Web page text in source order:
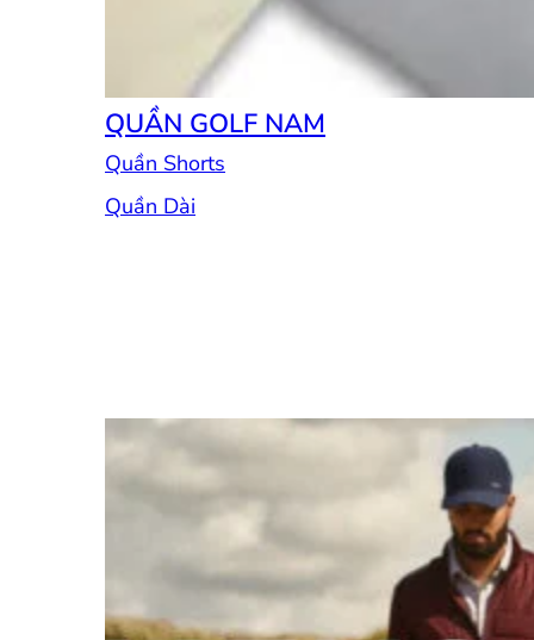
QUẦN GOLF NAM
Quần Shorts
Quần Dài